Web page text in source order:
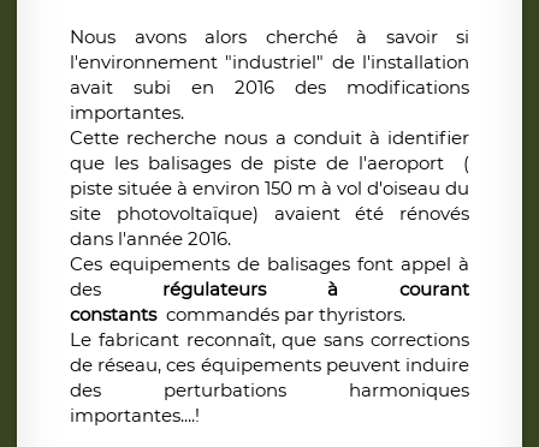
Nous avons alors cherché à savoir si
l'environnement "industriel" de l'installation
avait subi en 2016 des modifications
importantes.
Cette recherche nous a conduit à identifier
que les balisages de piste de l'aeroport (
piste située à environ 150 m à vol d'oiseau du
site photovoltaïque) avaient été rénovés
dans l'année 2016.
Ces equipements de balisages font appel à
des régulateurs à courant
constants commandés par thyristors.
Le fabricant reconnaît, que sans corrections
de réseau, ces équipements peuvent induire
des perturbations harmoniques
importantes....!